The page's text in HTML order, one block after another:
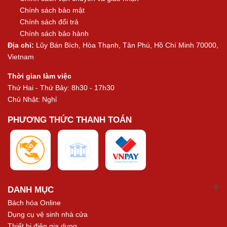
Chính sách bảo mật
Chính sách đổi trả
Chính sách bảo hành
Địa chỉ: Lũy Bán Bích, Hòa Thạnh, Tân Phú, Hồ Chí Minh 70000,
Vietnam
Thời gian làm việc
Thứ Hai - Thứ Bảy: 8h30 - 17h30
Chủ Nhật: Nghỉ
PHƯƠNG THỨC THANH TOÁN
DANH MỤC
Bách hóa Online
Dụng cụ vệ sinh nhà cửa